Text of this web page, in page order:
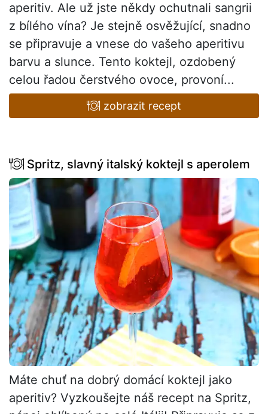
aperitiv. Ale už jste někdy ochutnali sangrii
z bílého vína? Je stejně osvěžující, snadno
se připravuje a vnese do vašeho aperitivu
barvu a slunce. Tento koktejl, ozdobený
celou řadou čerstvého ovoce, provoní...
zobrazit recept
Spritz, slavný italský koktejl s aperolem
Máte chuť na dobrý domácí koktejl jako
aperitiv? Vyzkoušejte náš recept na Spritz,